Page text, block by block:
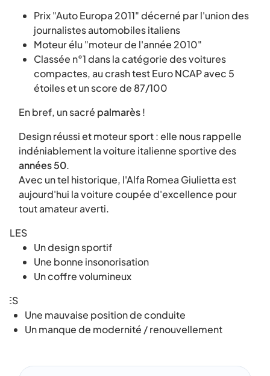
Prix "Auto Europa 2011" décerné par l'union des
journalistes automobiles italiens
Moteur élu "moteur de l'année 2010"
Classée n°1 dans la catégorie des voitures
compactes, au crash test Euro NCAP avec 5
étoiles et un score de 87/100
En bref, un sacré palmarès!
Design réussi et moteur sport : elle nous rappelle
indéniablement la voiture italienne sportive des
années 50.
Avec un tel historique, l'Alfa Romea Giulietta est
aujourd'hui la voiture coupée d'excellence pour
tout amateur averti.
LES
Un design sportif
Une bonne insonorisation
Un coffre volumineux
LES
Une mauvaise position de conduite
Un manque de modernité / renouvellement